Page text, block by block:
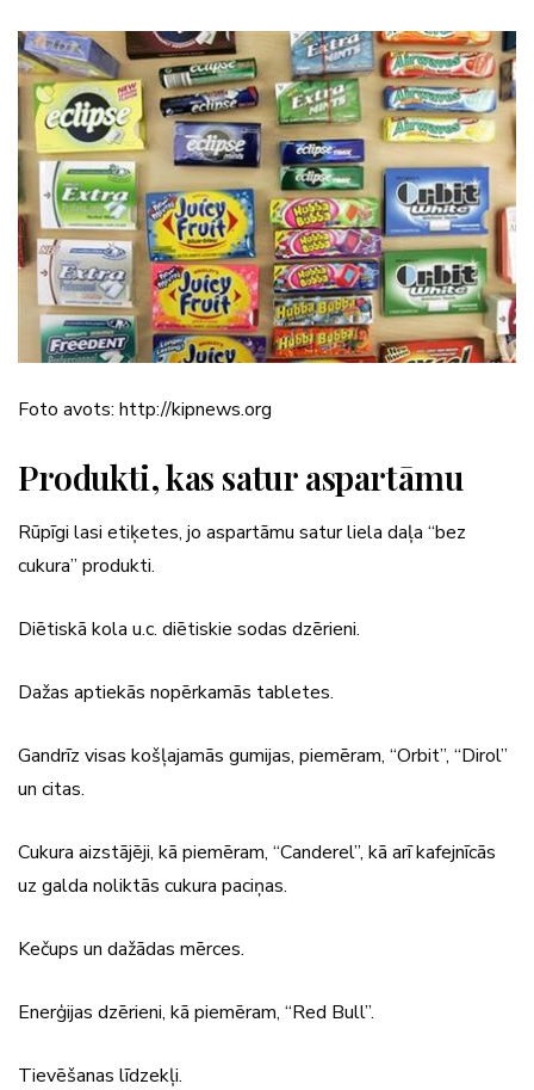
Foto avots: http://kipnews.org
Produkti, kas satur aspartāmu
Rūpīgi lasi etiķetes, jo aspartāmu satur liela daļa “bez
cukura” produkti.
Diētiskā kola u.c. diētiskie sodas dzērieni.
Dažas aptiekās nopērkamās tabletes.
Gandrīz visas košļajamās gumijas, piemēram, “Orbit”, “Dirol”
un citas.
Cukura aizstājēji, kā piemēram, “Canderel”, kā arī kafejnīcās
uz galda noliktās cukura paciņas.
Kečups un dažādas mērces.
Enerģijas dzērieni, kā piemēram, “Red Bull”.
Tievēšanas līdzekļi.